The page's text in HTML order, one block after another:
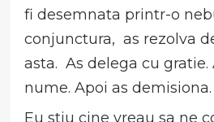
fi desemnata printr-o
conjunctura, as rezolva
asta. As delega cu gratie.
nume. Apoi as demisiona.
Eu stiu cine vreau sa ne